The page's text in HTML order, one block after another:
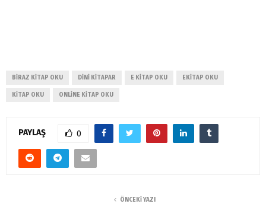
BIRAZ KITAP OKU DINI KITAPAR E KITAP OKU EKITAP OKU
KITAP OKU ONLINE KITAP OKU
PAYLAŞ 0
ÖNCEKI YAZI